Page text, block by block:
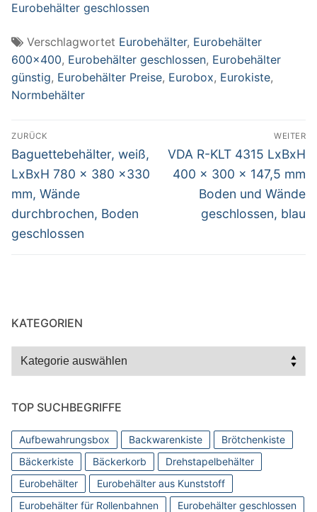
Eurobehälter geschlossen
Verschlagwortet Eurobehälter, Eurobehälter
600x400, Eurobehälter geschlossen, Eurobehälter
günstig, Eurobehälter Preise, Eurobox, Eurokiste,
Normbehälter
Beitragsnavigation
ZURÜCK
Vorheriger
Beitrag:
Baguettebehälter, weiß,
LxBxH 780 x 380 x330
mm, Wände
durchbrochen, Boden
geschlossen
WEITER
Nächster
Beitrag:
VDA R-KLT 4315 LxBxH
400 x 300 x 147,5 mm
Boden und Wände
geschlossen, blau
KATEGORIEN
Kategorien
TOP SUCHBEGRIFFE
Aufbewahrungsbox Backwarenkiste
Brötchenkiste
Bäckerkiste
Bäckerkorb
Drehstapelbehälter
Eurobehälter
Eurobehälter aus Kunststoff
Eurobehälter für Rollenbahnen
Eurobehälter geschlossen